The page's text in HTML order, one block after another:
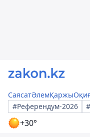
СаясатӘлемҚаржы
#Референдум-2026
+30°